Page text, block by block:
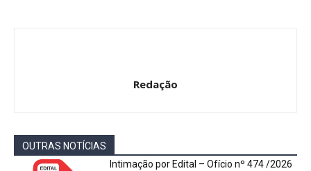
Redação
OUTRAS NOTÍCIAS
Intimação por Edital – Ofício nº 474 /2026